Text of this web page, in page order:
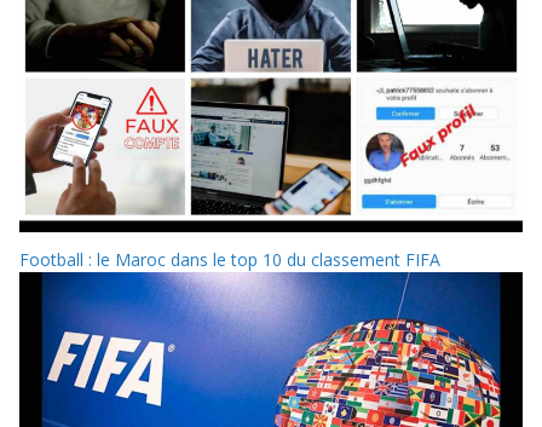
Football : le Maroc dans le top 10 du classement FIFA